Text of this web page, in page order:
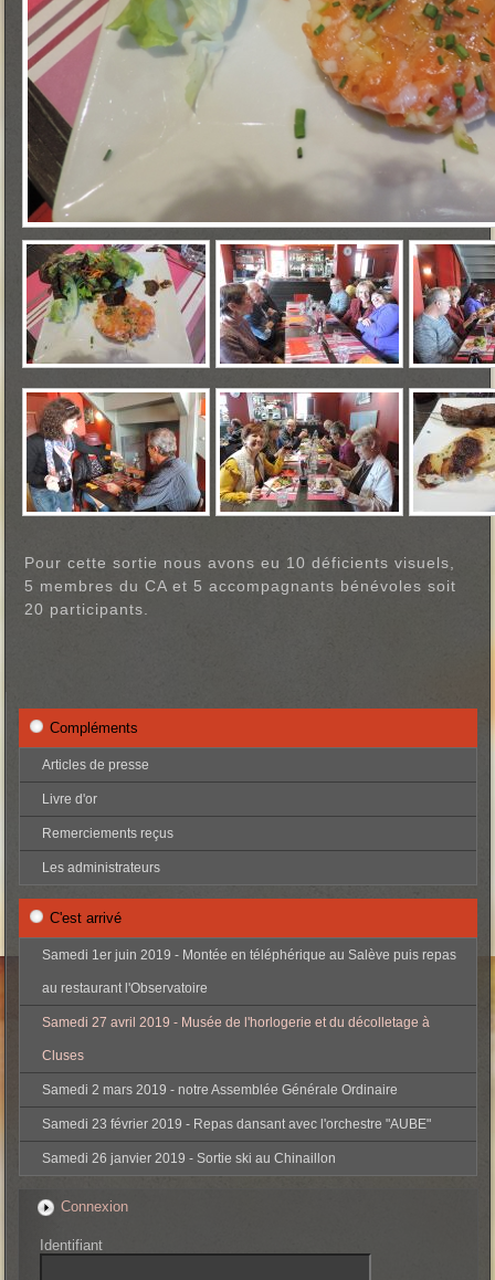
Pour cette sortie nous avons eu 10 déficients visuels,
5 membres du CA et 5 accompagnants bénévoles soit
20 participants.
Compléments
Articles de presse
Livre d'or
Remerciements reçus
Les administrateurs
C'est arrivé
Samedi 1er juin 2019 - Montée en téléphérique au Salève puis repas
au restaurant l'Observatoire
Samedi 27 avril 2019 - Musée de l'horlogerie et du décolletage à
Cluses
Samedi 2 mars 2019 - notre Assemblée Générale Ordinaire
Samedi 23 février 2019 - Repas dansant avec l'orchestre "AUBE"
Samedi 26 janvier 2019 - Sortie ski au Chinaillon
Connexion
Identifiant